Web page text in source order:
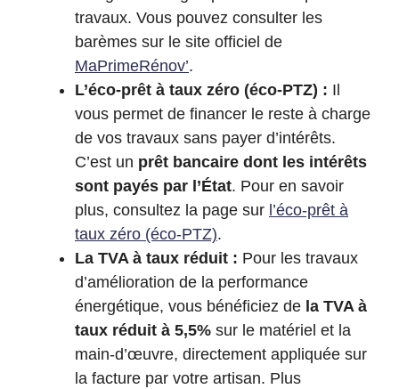
travaux. Vous pouvez consulter les
barèmes sur le site officiel de
MaPrimeRénov’.
L’éco-prêt à taux zéro (éco-PTZ) : Il
vous permet de financer le reste à charge
de vos travaux sans payer d’intérêts.
C’est un prêt bancaire dont les intérêts
sont payés par l’État. Pour en savoir
plus, consultez la page sur l’éco-prêt à
taux zéro (éco-PTZ).
La TVA à taux réduit : Pour les travaux
d’amélioration de la performance
énergétique, vous bénéficiez de la TVA à
taux réduit à 5,5% sur le matériel et la
main-d’œuvre, directement appliquée sur
la facture par votre artisan. Plus